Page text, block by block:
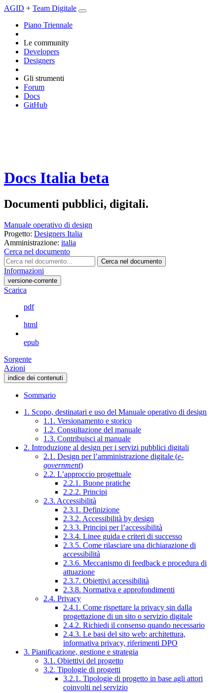
AGID + Team Digitale
Piano Triennale
Le community
Developers
Designers
Gli strumenti
Forum
Docs
GitHub
Docs Italia beta
Documenti pubblici, digitali.
Manuale operativo di design
Progetto: Designers Italia
Amministrazione: italia
Cerca nel documento
Cerca nel documento
Informazioni
versione-corrente
Scarica
pdf
html
epub
Sorgente
Azioni
indice dei contenuti
Sommario
1. Scopo, destinatari e uso del Manuale operativo di design
1.1. Versionamento e storico
1.2. Consultazione del manuale
1.3. Contribuisci al manuale
2. Introduzione al design per i servizi pubblici digitali
2.1. Design per l’amministrazione digitale (e-
government)
2.2. L’approccio progettuale
2.2.1. Buone pratiche
2.2.2. Principi
2.3. Accessibilità
2.3.1. Definizione
2.3.2. Accessibilità by design
2.3.3. Principi per l’accessibilità
2.3.4. Linee guida e criteri di successo
2.3.5. Come rilasciare una dichiarazione di
accessibilità
2.3.6. Meccanismo di feedback e procedura di
attuazione
2.3.7. Obiettivi accessibilità
2.3.8. Normativa e approfondimenti
2.4. Privacy
2.4.1. Come rispettare la privacy sin dalla
progettazione di un sito o servizio digitale
2.4.2. Richiedi il consenso quando necessario
2.4.3. Le basi del sito web: architettura,
informativa privacy, riferimenti DPO
3. Pianificazione, gestione e strategia
3.1. Obiettivi del progetto
3.2. Tipologie di progetti
3.2.1. Tipologie di progetto in base agli attori
coinvolti nel servizio